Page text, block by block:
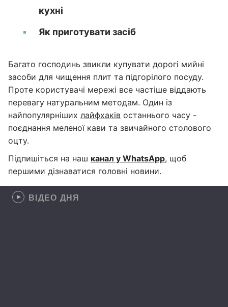
кухні
Як приготувати засіб
Багато господинь звикли купувати дорогі мийні
засоби для чищення плит та підгорілого посуду.
Проте користувачі мережі все частіше віддають
перевагу натуральним методам. Один із
найпопулярніших лайфхаків останнього часу -
поєднання меленої кави та звичайного столового
оцту.
Підпишіться на наш канал у WhatsApp, щоб
першими дізнаватися головні новини.
ВІДЕО ДНЯ